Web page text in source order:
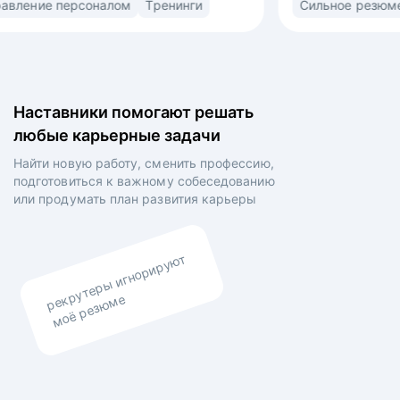
•
итогам
(market/product fit) в найме. Знаю ожидания
Выравниваю ваши личные цели и планы
работодателя.
Управление персоналом
Тренинги
Наставники помогают решать
любые карьерные задачи
Найти новую работу, сменить профессию,
подготовиться к важному собеседованию
или продумать план развития карьеры
рекрутеры игнорируют
моё резюме